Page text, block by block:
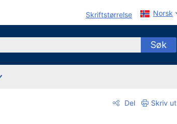
Skriftstørrelse Norsk
Søk
Del Skriv ut